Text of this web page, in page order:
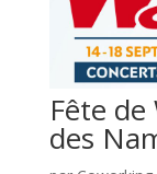
Fête
des